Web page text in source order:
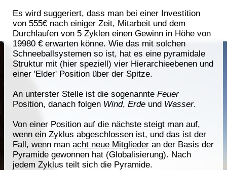
Es wird suggeriert, dass man bei einer Investition
von 555€ nach einiger Zeit, Mitarbeit und dem
Durchlaufen von 5 Zyklen einen Gewinn in Höhe von
19980 € erwarten könne. Wie das mit solchen
Schneeballsystemen so ist, hat es eine pyramidale
Struktur mit (hier speziell) vier Hierarchieebenen und
einer 'Elder' Position über der Spitze.
An unterster Stelle ist die sogenannteFeuer
Position, danach folgen Wind,Erde und Wasser.
Von einer Position auf die nächste steigt man auf,
wenn ein Zyklus abgeschlossen ist, und das ist der
Fall, wenn manacht neue Mitglieder an der Basis der
Pyramide gewonnen hat (Globalisierung). Nach
jedem Zyklus teilt sich die Pyramide.